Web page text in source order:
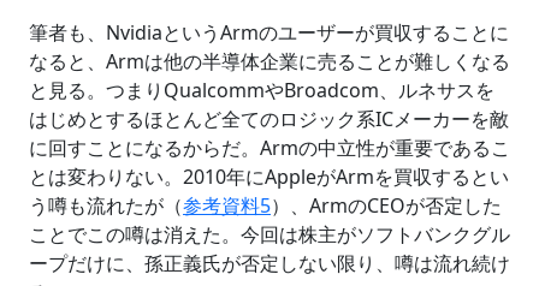
筆者も、NvidiaというArmのユーザーが買収することに
なると、Armは他の半導体企業に売ることが難しくなる
と見る。つまりQualcommやBroadcom、ルネサスを
はじめとするほとんど全てのロジック系ICメーカーを敵
に回すことになるからだ。Armの中立性が重要であるこ
とは変わりない。2010年にAppleがArmを買収するとい
う噂も流れたが（参考資料5）、ArmのCEOが否定した
ことでこの噂は消えた。今回は株主がソフトバンクグル
ープだけに、孫正義氏が否定しない限り、噂は流れ続け